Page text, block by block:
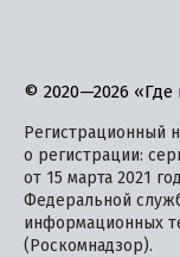
© 2020—2026 «Где
Регистрационный
о регистрации:
от 15 марта 2021
Федеральной
информационных
(Роскомнадзор).